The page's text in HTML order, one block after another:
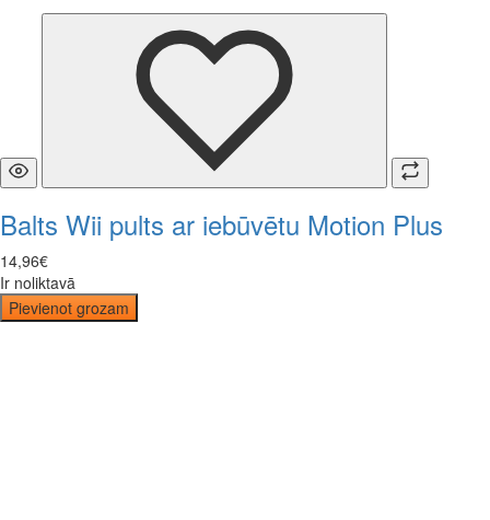
Balts Wii pults ar iebūvētu Motion Plus
14,96€
Ir noliktavā
Pievienot grozam